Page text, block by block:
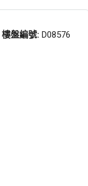
樓盤編號: D08576